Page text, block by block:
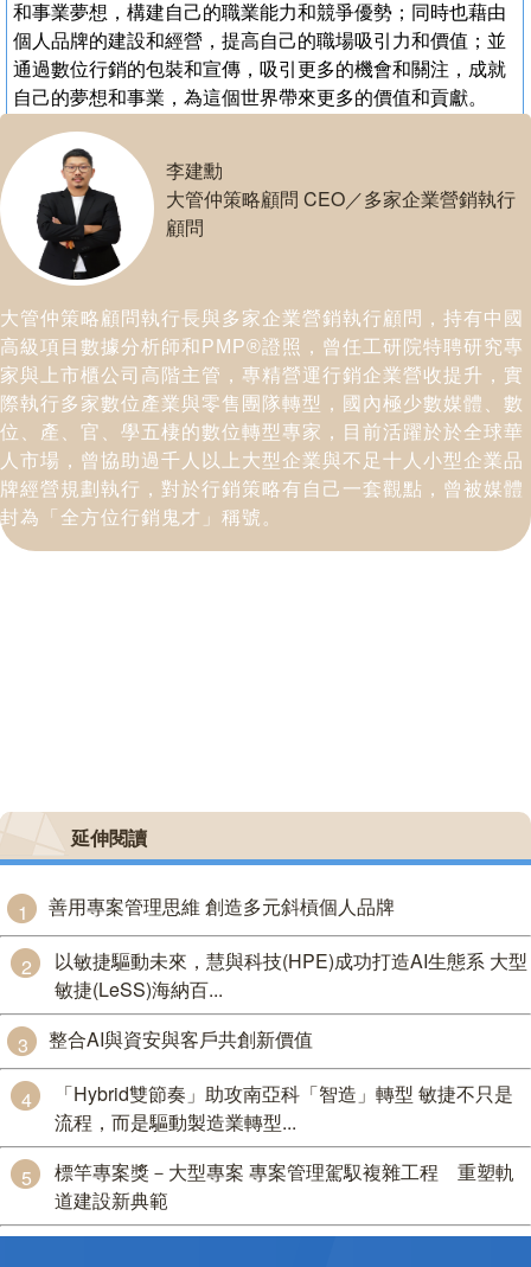
和事業夢想，構建自己的職業能力和競爭優勢；同時也藉由
個人品牌的建設和經營，提高自己的職場吸引力和價值；並
通過數位行銷的包裝和宣傳，吸引更多的機會和關注，成就
自己的夢想和事業，為這個世界帶來更多的價值和貢獻。
李建勳
大管仲策略顧問 CEO／多家企業營銷執行
顧問
大管仲策略顧問執行長與多家企業營銷執行顧問，持有中國
高級項目數據分析師和PMP®證照，曾任工研院特聘研究專
家與上市櫃公司高階主管，專精營運行銷企業營收提升，實
際執行多家數位產業與零售團隊轉型，國內極少數媒體、數
位、產、官、學五棲的數位轉型專家，目前活躍於於全球華
人市場，曾協助過千人以上大型企業與不足十人小型企業品
牌經營規劃執行，對於行銷策略有自己一套觀點，曾被媒體
封為「全方位行銷鬼才」稱號。
延伸閱讀
1 善用專案管理思維 創造多元斜槓個人品牌
2
以敏捷驅動未來，慧與科技(HPE)成功打造AI生態系 大型
敏捷(LeSS)海納百...
3 整合AI與資安與客戶共創新價值
4
「Hybrid雙節奏」助攻南亞科「智造」轉型 敏捷不只是
流程，而是驅動製造業轉型...
5
標竿專案獎－大型專案 專案管理駕馭複雜工程 重塑軌
道建設新典範